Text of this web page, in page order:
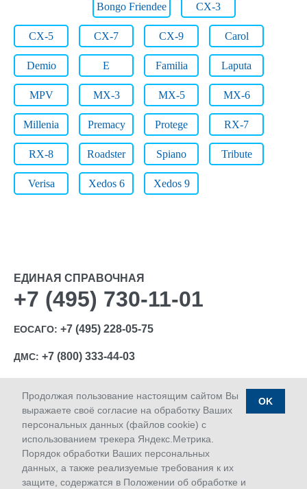
Bongo Friendee CX-3
CX-5 CX-7 CX-9 Carol
Demio E Familia Laputa
MPV MX-3 MX-5 MX-6
Millenia Premacy Protege RX-7
RX-8 Roadster Spiano Tribute
Verisa Xedos 6 Xedos 9
Продолжая пользование настоящим сайтом Вы
выражаете своё согласие на обработку Ваших
персональных данных (файлов cookie) с
использованием трекера Яндекс.Метрика.
Порядок обработки Ваших персональных
данных, а также реализуемые требования к их
защите, содержатся в Положении об обработке и
OK
ЕДИНАЯ СПРАВОЧНАЯ
+7 (495) 730-11-01
ЕОСАГО: +7 (495) 228-05-75
ДМС: +7 (800) 333-44-03
Ⓒ 1992-2026 АО «МАКС»
Лицензии Банка России: ОС № 1427-03, ОС № 1427-04,
ОС № 1427-05, СЛ № 1427, СИ № 1427, ПС № 1427 от
18.06.2018 г.; ОС № 1427-02 от 28.11.2019 г.